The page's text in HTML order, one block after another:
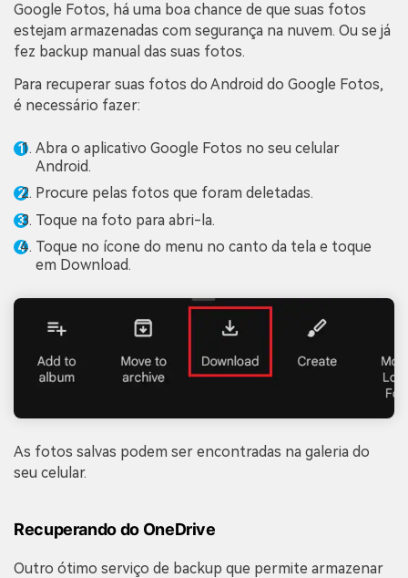
Google Fotos, há uma boa chance de que suas fotos
estejam armazenadas com segurança na nuvem. Ou se já
fez backup manual das suas fotos.
Para recuperar suas fotos do Android do Google Fotos,
é necessário fazer:
Abra o aplicativo Google Fotos no seu celular
Android.
Procure pelas fotos que foram deletadas.
Toque na foto para abri-la.
Toque no ícone do menu no canto da tela e toque
em Download.
As fotos salvas podem ser encontradas na galeria do
seu celular.
Recuperando do OneDrive
Outro ótimo serviço de backup que permite armazenar